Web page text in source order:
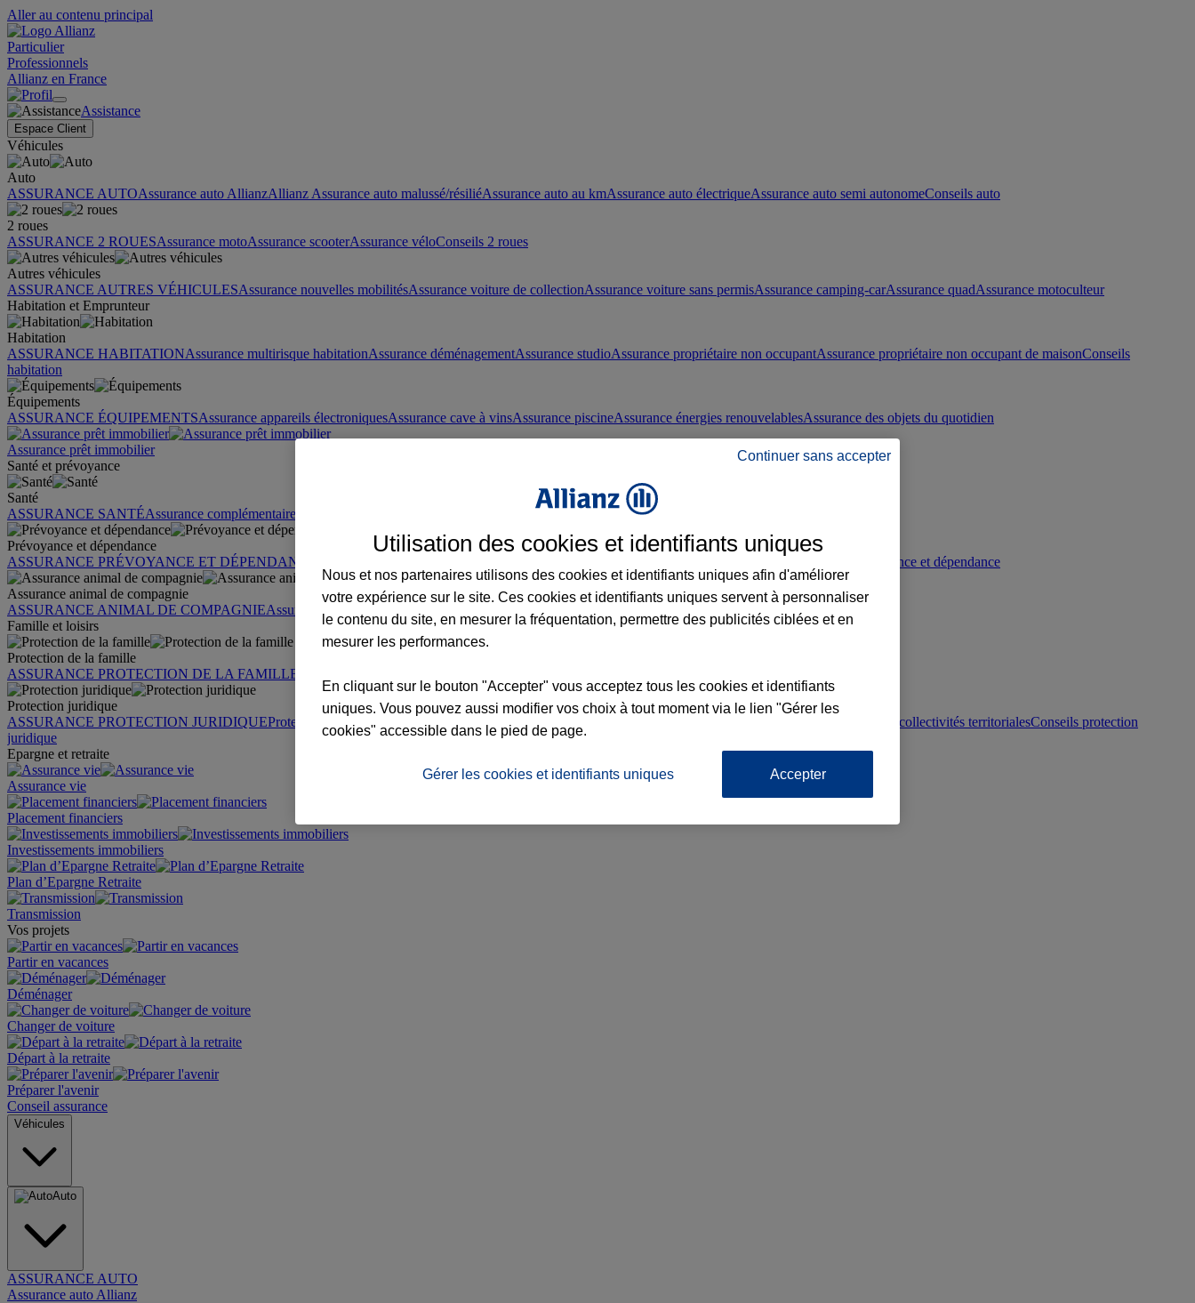
Aller au contenu principal
Particulier
Professionnels
Allianz en France
Assistance
Espace Client
Véhicules
Auto
ASSURANCE AUTOAssurance auto AllianzAllianz Assurance auto malussé/résiliéAssurance auto au kmAssurance auto électriqueAssurance auto semi autonomeConseils auto
2 roues
ASSURANCE 2 ROUESAssurance motoAssurance scooterAssurance véloConseils 2 roues
Autres véhicules
ASSURANCE AUTRES VÉHICULESAssurance nouvelles mobilitésAssurance voiture de collectionAssurance voiture sans permisAssurance camping-carAssurance quadAssurance motoculteur
Habitation et Emprunteur
Habitation
ASSURANCE HABITATIONAssurance multirisque habitationAssurance déménagementAssurance studioAssurance propriétaire non occupantAssurance propriétaire non occupant de maisonConseils
habitation
Équipements
ASSURANCE ÉQUIPEMENTSAssurance appareils électroniquesAssurance cave à vinsAssurance piscineAssurance énergies renouvelablesAssurance des objets du quotidien
Assurance prêt immobilier
Santé et prévoyance
Santé
ASSURANCE SANTÉAssurance complémentaire santé Conseils santé
Prévoyance et dépendance
ASSURANCE PRÉVOYANCE ET DÉPENDANCE
Conseils prévoyance et dépendance
Assurance animal de compagnie
ASSURANCE ANIMAL DE COMPAGNIEAssurance chien Assurance chat
Conseils animal de compagnie
Famille et loisirs
Protection de la famille
ASSURANCE PROTECTION DE LA FAMILLE
Protection juridique
ASSURANCE PROTECTION JURIDIQUEProtection juridique particuliers Protection juridique immobilière Protection juridique collectivités territorialesConseils protection
juridique
Epargne et retraite
Assurance vie
Placement financiers
Investissements immobiliers
Plan d’Epargne Retraite
Transmission
Vos projets
Partir en vacances
Déménager
Changer de voiture
Départ à la retraite
Préparer l'avenir
Conseil assurance
Véhicules
Auto
ASSURANCE AUTO
Assurance auto Allianz
Continuer sans accepter
Utilisation des cookies et identifiants uniques
Nous et nos partenaires utilisons des cookies et identifiants uniques afin d'améliorer
votre expérience sur le site. Ces cookies et identifiants uniques servent à personnaliser
le contenu du site, en mesurer la fréquentation, permettre des publicités ciblées et en
mesurer les performances.
En cliquant sur le bouton "Accepter" vous acceptez tous les cookies et identifiants
uniques. Vous pouvez aussi modifier vos choix à tout moment via le lien "Gérer les
cookies" accessible dans le pied de page.
Gérer les cookies et identifiants uniques Accepter